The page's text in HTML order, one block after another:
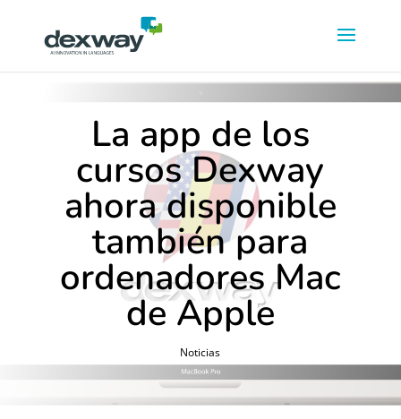
La app de los
cursos Dexway
ahora disponible
también para
ordenadores Mac
de Apple
Noticias